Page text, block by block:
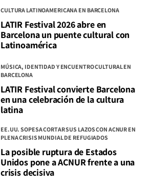
CULTURA LATINOAMERICANA EN BARCELONA
LATIR Festival 2026 abre en
Barcelona un puente cultural con
Latinoamérica
MÚSICA, IDENTIDAD Y ENCUENTRO CULTURAL EN
BARCELONA
LATIR Festival convierte Barcelona
en una celebración de la cultura
latina
EE.UU. SOPESA CORTAR SUS LAZOS CON ACNUR EN
PLENA CRISIS MUNDIAL DE REFUGIADOS
La posible ruptura de Estados
Unidos pone a ACNUR frente a una
crisis decisiva